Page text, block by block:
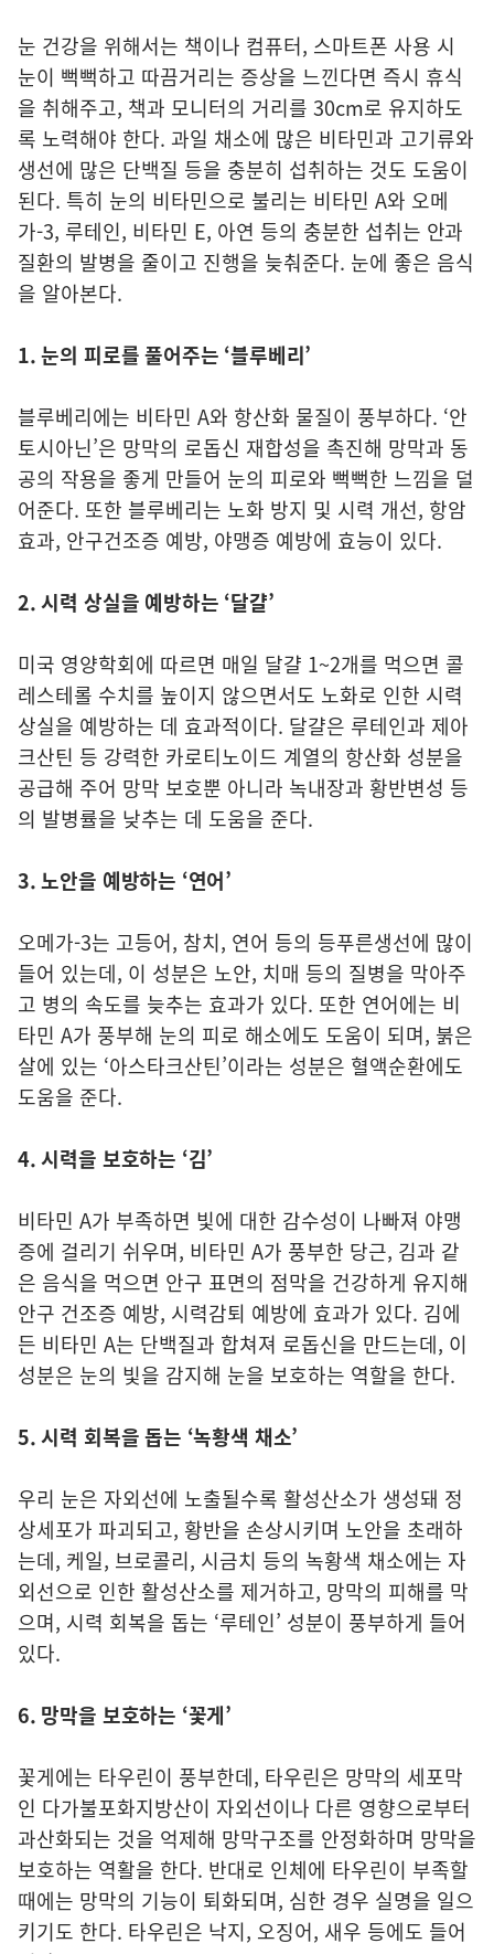
눈 건강을 위해서는 책이나 컴퓨터, 스마트폰 사용 시
눈이 뻑뻑하고 따끔거리는 증상을 느낀다면 즉시 휴식
을 취해주고, 책과 모니터의 거리를 30cm로 유지하도
록 노력해야 한다. 과일 채소에 많은 비타민과 고기류와
생선에 많은 단백질 등을 충분히 섭취하는 것도 도움이
된다. 특히 눈의 비타민으로 불리는 비타민 A와 오메
가-3, 루테인, 비타민 E, 아연 등의 충분한 섭취는 안과
질환의 발병을 줄이고 진행을 늦춰준다. 눈에 좋은 음식
을 알아본다.
1. 눈의 피로를 풀어주는 ‘블루베리’
블루베리에는 비타민 A와 항산화 물질이 풍부하다. ‘안
토시아닌’은 망막의 로돕신 재합성을 촉진해 망막과 동
공의 작용을 좋게 만들어 눈의 피로와 뻑뻑한 느낌을 덜
어준다. 또한 블루베리는 노화 방지 및 시력 개선, 항암
효과, 안구건조증 예방, 야맹증 예방에 효능이 있다.
2. 시력 상실을 예방하는 ‘달걀’
미국 영양학회에 따르면 매일 달걀 1~2개를 먹으면 콜
레스테롤 수치를 높이지 않으면서도 노화로 인한 시력
상실을 예방하는 데 효과적이다. 달걀은 루테인과 제아
크산틴 등 강력한 카로티노이드 계열의 항산화 성분을
공급해 주어 망막 보호뿐 아니라 녹내장과 황반변성 등
의 발병률을 낮추는 데 도움을 준다.
3. 노안을 예방하는 ‘연어’
오메가-3는 고등어, 참치, 연어 등의 등푸른생선에 많이
들어 있는데, 이 성분은 노안, 치매 등의 질병을 막아주
고 병의 속도를 늦추는 효과가 있다. 또한 연어에는 비
타민 A가 풍부해 눈의 피로 해소에도 도움이 되며, 붉은
살에 있는 ‘아스타크산틴’이라는 성분은 혈액순환에도
도움을 준다.
4. 시력을 보호하는 ‘김’
비타민 A가 부족하면 빛에 대한 감수성이 나빠져 야맹
증에 걸리기 쉬우며, 비타민 A가 풍부한 당근, 김과 같
은 음식을 먹으면 안구 표면의 점막을 건강하게 유지해
안구 건조증 예방, 시력감퇴 예방에 효과가 있다. 김에
든 비타민 A는 단백질과 합쳐져 로돕신을 만드는데, 이
성분은 눈의 빛을 감지해 눈을 보호하는 역할을 한다.
5. 시력 회복을 돕는 ‘녹황색 채소’
우리 눈은 자외선에 노출될수록 활성산소가 생성돼 정
상세포가 파괴되고, 황반을 손상시키며 노안을 초래하
는데, 케일, 브로콜리, 시금치 등의 녹황색 채소에는 자
외선으로 인한 활성산소를 제거하고, 망막의 피해를 막
으며, 시력 회복을 돕는 ‘루테인’ 성분이 풍부하게 들어
있다.
6. 망막을 보호하는 ‘꽃게’
꽃게에는 타우린이 풍부한데, 타우린은 망막의 세포막
인 다가불포화지방산이 자외선이나 다른 영향으로부터
과산화되는 것을 억제해 망막구조를 안정화하며 망막을
보호하는 역활을 한다. 반대로 인체에 타우린이 부족할
때에는 망막의 기능이 퇴화되며, 심한 경우 실명을 일으
키기도 한다. 타우린은 낙지, 오징어, 새우 등에도 들어